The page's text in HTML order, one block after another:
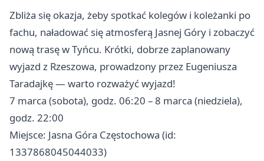
Zbliża się okazja, żeby spotkać kolegów i koleżanki po
fachu, naładować się atmosferą Jasnej Góry i zobaczyć
nową trasę w Tyńcu. Krótki, dobrze zaplanowany
wyjazd z Rzeszowa, prowadzony przez Eugeniusza
Taradajkę — warto rozważyć wyjazd!
7 marca (sobota), godz. 06:20 – 8 marca (niedziela),
godz. 22:00
Miejsce: Jasna Góra Częstochowa (id:
1337868045044033)